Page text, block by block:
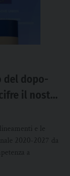
del dopo-
il nostro
e le
2020-2027 da
a